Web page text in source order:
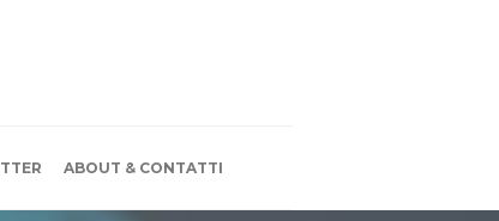
ABOUT & CONTATTI